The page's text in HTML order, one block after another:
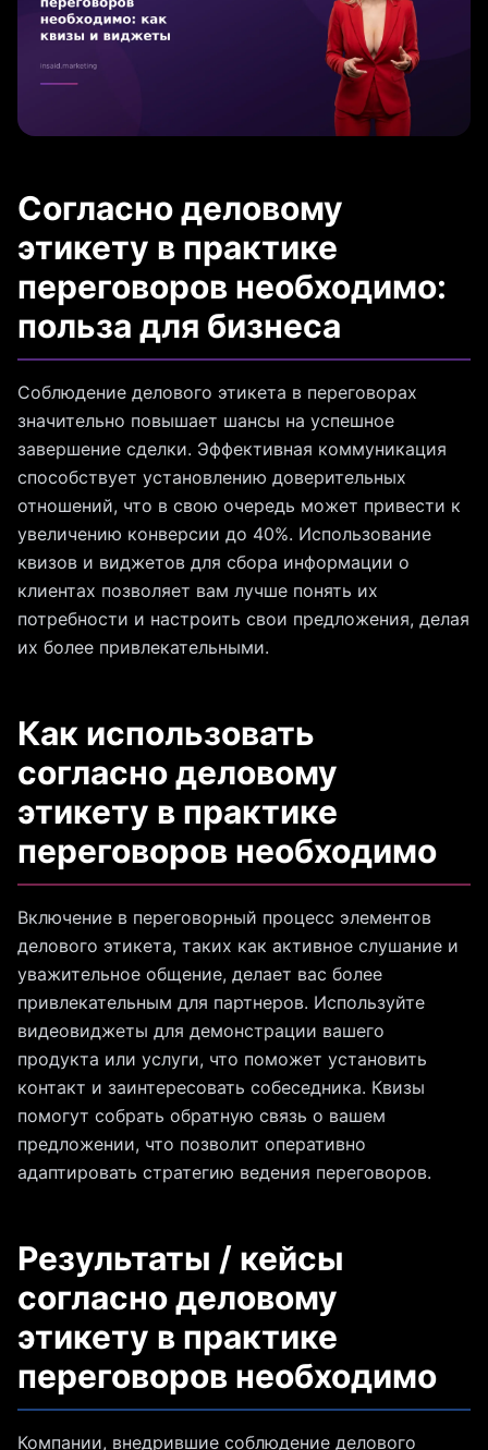
Согласно деловому
этикету в практике
переговоров необходимо:
польза для бизнеса
Соблюдение делового этикета в переговорах
значительно повышает шансы на успешное
завершение сделки. Эффективная коммуникация
способствует установлению доверительных
отношений, что в свою очередь может привести к
увеличению конверсии до 40%. Использование
квизов и виджетов для сбора информации о
клиентах позволяет вам лучше понять их
потребности и настроить свои предложения, делая
их более привлекательными.
Как использовать
согласно деловому
этикету в практике
переговоров необходимо
Включение в переговорный процесс элементов
делового этикета, таких как активное слушание и
уважительное общение, делает вас более
привлекательным для партнеров. Используйте
видеовиджеты для демонстрации вашего
продукта или услуги, что поможет установить
контакт и заинтересовать собеседника. Квизы
помогут собрать обратную связь о вашем
предложении, что позволит оперативно
адаптировать стратегию ведения переговоров.
Результаты / кейсы
согласно деловому
этикету в практике
переговоров необходимо
Компании, внедрившие соблюдение делового